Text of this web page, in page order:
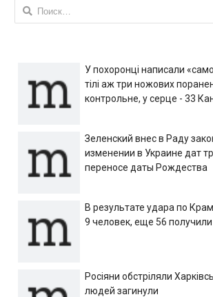
Найти:
У похоронці написали
тілі аж три ножових
контрольне, у серце - 33
Зеленский внес в Раду
изменении в Украине дат
переносе даты Рождества
В результате удара по
9 человек, еще 56
Росіяни обстріляли
людей загинули